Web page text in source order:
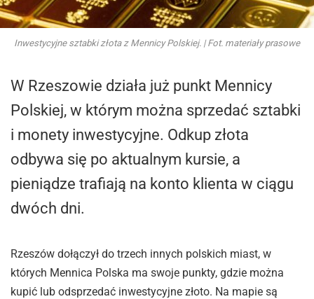
Inwestycyjne sztabki złota z Mennicy Polskiej. | Fot. materiały prasowe
W Rzeszowie działa już punkt Mennicy
Polskiej, w którym można sprzedać sztabki
i monety inwestycyjne. Odkup złota
odbywa się po aktualnym kursie, a
pieniądze trafiają na konto klienta w ciągu
dwóch dni.
Rzeszów dołączył do trzech innych polskich miast, w
których Mennica Polska ma swoje punkty, gdzie można
kupić lub odsprzedać inwestycyjne złoto. Na mapie są